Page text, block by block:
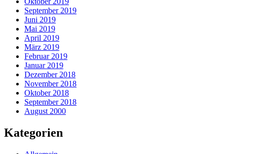
September 2019
Juni 2019
Mai 2019
April 2019
März 2019
Februar 2019
Januar 2019
Dezember 2018
November 2018
Oktober 2018
September 2018
August 2000
Kategorien